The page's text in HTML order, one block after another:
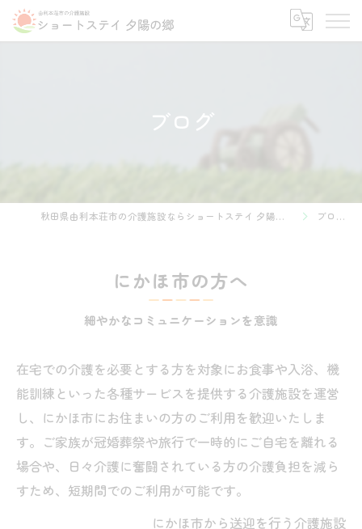
ブログ
秋田県由利本荘市の介護施設ならショートステイ 夕陽の郷 ブログ
にかほ市の方へ
細やかなコミュニケーションを意識
在宅での介護を必要とする方を対象にお食事や入浴、機
能訓練といった各種サービスを提供する介護施設を運営
し、にかほ市にお住まいの方のご利用を歓迎いたしま
す。ご家族が冠婚葬祭や旅行で一時的にご自宅を離れる
場合や、日々介護に奮闘されている方の介護負担を減ら
すため、短期間でのご利用が可能です。
にかほ市から送迎を行う介護施設